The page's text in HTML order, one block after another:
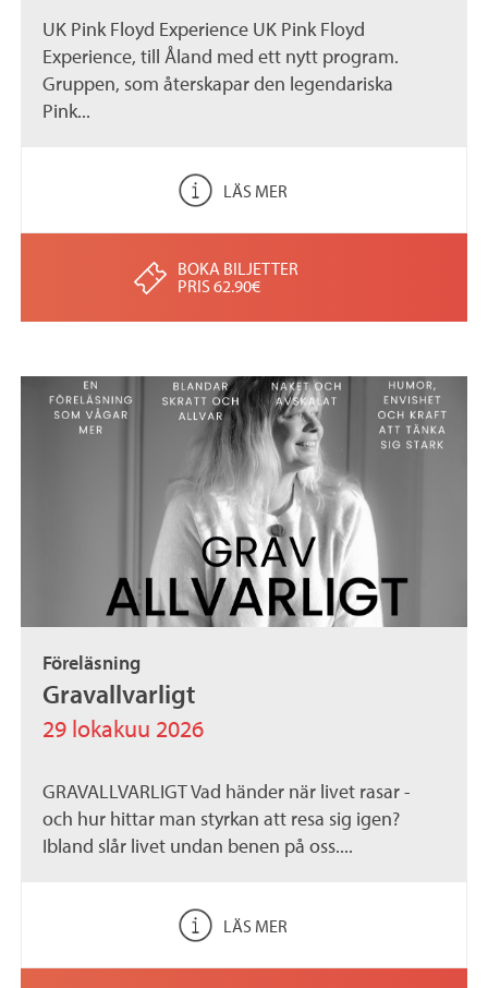
UK Pink Floyd Experience UK Pink Floyd
Experience, till Åland med ett nytt program.
Gruppen, som återskapar den legendariska
Pink...
LÄS MER
BOKA BILJETTER
PRIS 62.90€
Föreläsning
Gravallvarligt
29 lokakuu 2026
GRAVALLVARLIGT Vad händer när livet rasar -
och hur hittar man styrkan att resa sig igen?
Ibland slår livet undan benen på oss....
LÄS MER